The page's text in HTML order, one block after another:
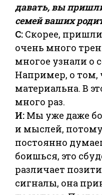
давать, вы
семей ваших
С: Скорее,
очень много
многое узнали о
Например, о том,
материальна. В
много раз.
И: Мы уже даже
и мыслей,
постоянно
боишься, это
различает
сигналы, она